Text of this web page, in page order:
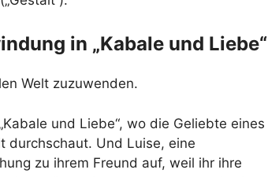
in „Kabale und Liebe“
Welt zuzuwenden.
und Liebe“, wo die Geliebte eines
durchschaut. Und Luise, eine
zu ihrem Freund auf, weil ihr ihre